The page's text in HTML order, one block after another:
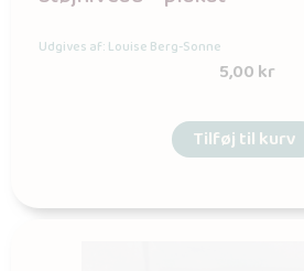
Udgives af: Louise Berg-Sonne
5,00kr
Tilføj til kurv